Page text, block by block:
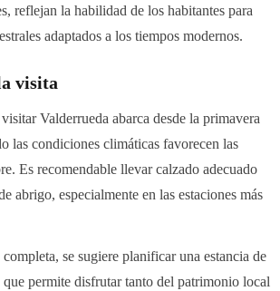
reflejan la habilidad de los habitantes para
adaptados a los tiempos modernos.
visita
Valderrueda abarca desde la primavera
las condiciones climáticas favorecen las
Es recomendable llevar calzado adecuado
abrigo, especialmente en las estaciones más
se sugiere planificar una estancia de
permite disfrutar tanto del patrimonio local